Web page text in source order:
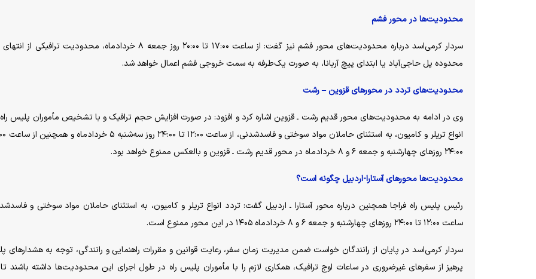
محدودیت‌ها در محور فشم
سردار کرمی‌اسد درباره محدودیت‌های محور فشم نیز گفت: از ساعت ۱۷:۰۰ تا ۲۰:۰۰ روز جمعه ۸ خردادماه، محدودیت
محدوده پل حاجی‌آباد یا ابتدای پیچ آربانا، به صورت یک‌طرفه به سمت خروجی فشم اعمال خواهد شد.
محدودیت‌های تردد در محور‌های قزوین – رشت
وی در ادامه به محدودیت‌های محور قدیم رشت ـ قزوین اشاره کرد و افزود: در صورت افزایش حجم ترافیک و با تشخیص مأموران پلیس
۲۴:۰۰ روز‌های چهارشنبه و جمعه ۶ و ۸ خردادماه در محور قدیم رشت ـ قزوین و بالعکس ممنوع خواهد بود.
محدودیت‌ها محور‌های آستارا-اردبیل چگونه است؟
رئیس پلیس راه فراجا همچنین درباره محور آستارا ـ اردبیل گفت: تردد انواع تریلر و کامیون، به استثنای حاملان مواد سوختی و
ساعت ۱۲:۰۰ تا ۲۴:۰۰ روز‌های چهارشنبه و جمعه ۶ و ۸ خردادماه ۱۴۰۵ در این محور ممنوع است.
سردار کرمی‌اسد در پایان از رانندگان خواست ضمن مدیریت زمان سفر، رعایت قوانین و مقررات راهنمایی و رانندگی، توجه به هشدار‌های
پرهیز از سفر‌های غیرضروری در ساعات اوج ترافیک، همکاری لازم را با مأموران پلیس راه در طول اجرای این محدودیت‌ها داشته باشند